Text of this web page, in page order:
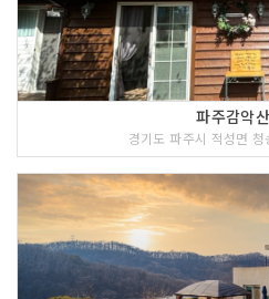
파주감악
경기도 파주시 적성면